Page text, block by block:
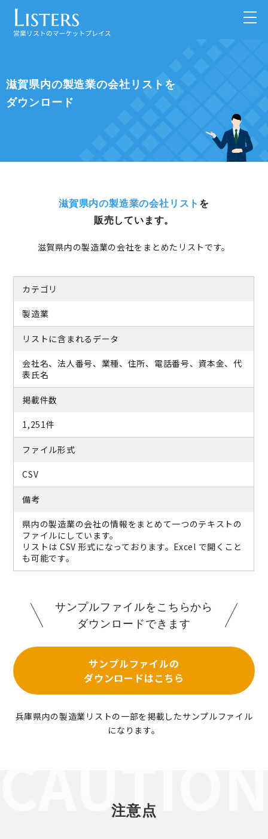
滋賀県内の製造業の会社リストを
ダウンロード
滋賀県内の製造業の会社リスト を
販売しています。
滋賀県内の製造業の会社をまとめたリストです。
カテゴリ
製造業
リストに含まれるデータ
会社名、法人番号、業種、住所、電話番号、資本金、代
表氏名
掲載件数
1,251件
ファイル形式
CSV
備考
県内の製造業の会社の情報をまとめて一つのテキストの
ファイルにしています。
リストは CSV 形式になっております。Excel で開くこと
も可能です。
サンプルファイルをこちらから
ダウンロードできます
サンプルファイルの
ダウンロードはこちら
兵庫県内の製造業リストの一部を掲載したサンプルファイル
になります。
注意点